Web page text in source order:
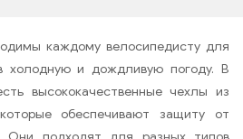
каждому велосипедисту для
холодную и дождливую погоду. В
высококачественные чехлы из
обеспечивают защиту от